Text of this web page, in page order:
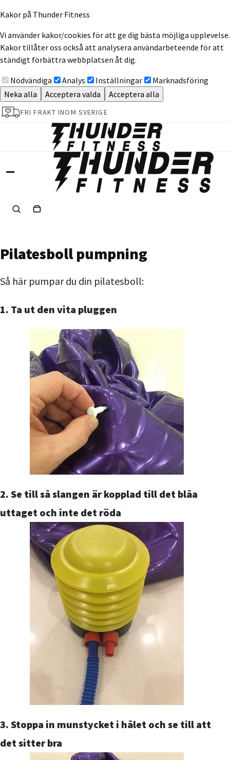
Kakor på Thunder Fitness
Vi använder kakor/cookies för att ge dig bästa möjliga upplevelse.
Kakor tillåter oss också att analysera användarbeteende för att
ständigt förbättra webbplatsen åt dig.
Nödvändiga
Analys Inställningar
Marknadsföring
Neka alla
Acceptera valda Acceptera alla
FRI FRAKT INOM SVERIGE
Sök Varukorg
Pilatesboll pumpning
Så här pumpar du din pilatesboll:
1. Ta ut den vita pluggen
2. Se till så slangen är kopplad till det blåa
uttaget och inte det röda
3. Stoppa in munstycket i hålet och se till att
det sitter bra